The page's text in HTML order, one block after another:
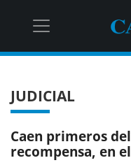
JUDICIAL
Caen primeros
recompensa, en